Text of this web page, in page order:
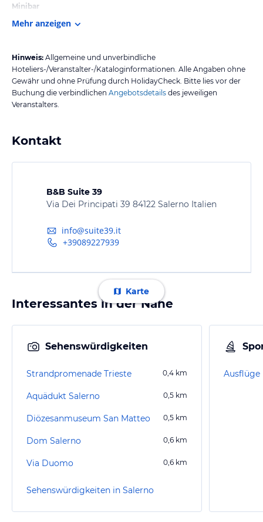
Minibar
Mehr anzeigen
Hinweis: Allgemeine und unverbindliche
Hoteliers-/Veranstalter-/Kataloginformationen. Alle Angaben ohne
Gewähr und ohne Prüfung durch HolidayCheck. Bitte lies vor der
Buchung die verbindlichen Angebotsdetails des jeweiligen
Veranstalters.
Kontakt
B&B Suite 39
Via Dei Principati 39 84122 Salerno Italien
info@suite39.it
+39089227939
Karte
Interessantes in der Nähe
Sehenswürdigkeiten
Strandpromenade Trieste 0,4 km
Aquädukt Salerno 0,5 km
Diözesanmuseum San Matteo 0,5 km
Dom Salerno 0,6 km
Via Duomo 0,6 km
Sehenswürdigkeiten in Salerno